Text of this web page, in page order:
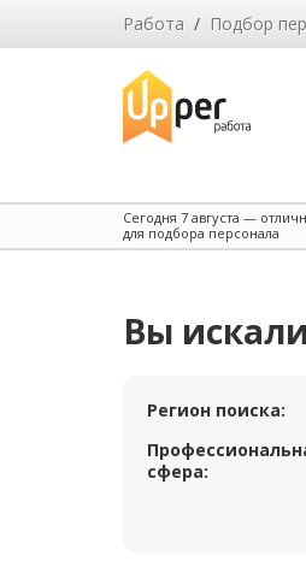
Работа / Подбор
Сегодня 7 августа —
для подбора персонала
Вы
Регион поиска:
сфера: